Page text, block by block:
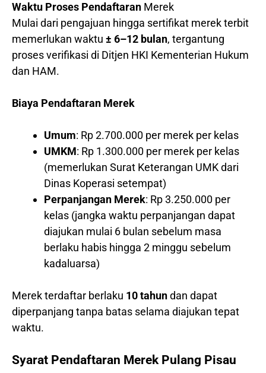
Waktu Proses Pendaftaran Merek
Mulai dari pengajuan hingga sertifikat merek terbit
memerlukan waktu ± 6–12 bulan, tergantung
proses verifikasi di Ditjen HKI Kementerian Hukum
dan HAM.
Biaya Pendaftaran Merek
Umum: Rp 2.700.000 per merek per kelas
UMKM: Rp 1.300.000 per merek per kelas
(memerlukan Surat Keterangan UMK dari
Dinas Koperasi setempat)
Perpanjangan Merek: Rp 3.250.000 per
kelas (jangka waktu perpanjangan dapat
diajukan mulai 6 bulan sebelum masa
berlaku habis hingga 2 minggu sebelum
kadaluarsa)
Merek terdaftar berlaku 10 tahundan dapat
diperpanjang tanpa batas selama diajukan tepat
waktu.
Syarat Pendaftaran Merek Pulang Pisau